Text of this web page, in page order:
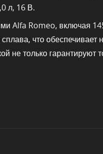
л, 16 В.
Alfa Romeo, включая
что
не только гарантируют